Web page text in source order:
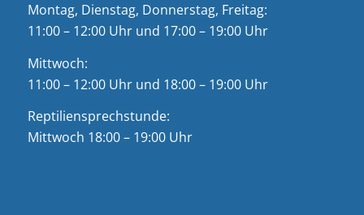
Montag, Dienstag, Donnerstag, Freitag:
11:00 – 12:00 Uhr und 17:00 – 19:00 Uhr
Mittwoch:
11:00 – 12:00 Uhr und 18:00 – 19:00 Uhr
Reptiliensprechstunde:
Mittwoch 18:00 – 19:00 Uhr